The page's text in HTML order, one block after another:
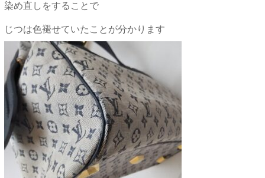
染め直しをすることで
じつは色褪せていたことが分かります